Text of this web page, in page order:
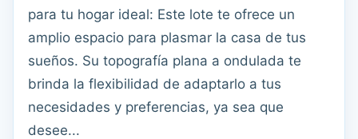
para tu hogar ideal: Este lote te ofrece un
amplio espacio para plasmar la casa de tus
sueños. Su topografía plana a ondulada te
brinda la flexibilidad de adaptarlo a tus
necesidades y preferencias, ya sea que
desee...